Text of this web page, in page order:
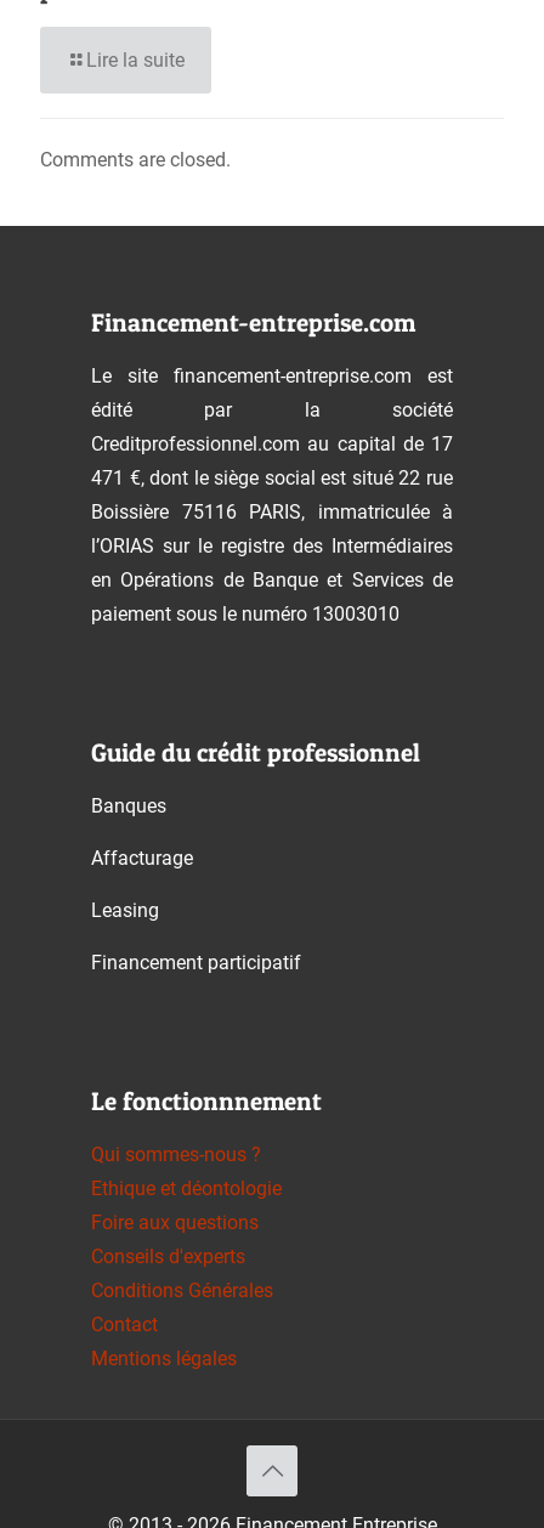
Lire la suite
Comments are closed.
Financement-entreprise.com
Le site financement-entreprise.com est
édité par la société
Creditprofessionnel.com au capital de 17
471 €, dont le siège social est situé 22 rue
Boissière 75116 PARIS, immatriculée à
l’ORIAS sur le registre des Intermédiaires
en Opérations de Banque et Services de
paiement sous le numéro 13003010
Guide du crédit professionnel
Banques
Affacturage
Leasing
Financement participatif
Le fonctionnnement
Qui sommes-nous ?
Ethique et déontologie
Foire aux questions
Conseils d'experts
Conditions Générales
Contact
Mentions légales